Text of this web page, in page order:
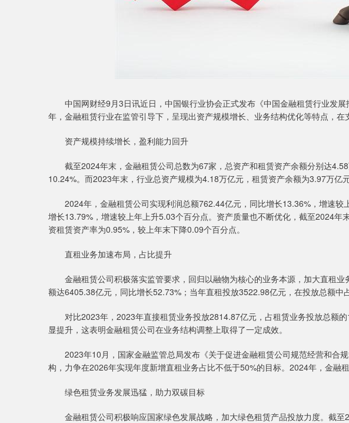
中国网财经9月3日讯近日，中国银行业协会正式发布《中国金融租赁行业发
年，金融租赁行业在监管引导下，呈现出资产规模增长、业务结构优化等特点，在
资产规模持续增长，盈利能力回升
截至2024年末，金融租赁公司总数为67家，总资产和租赁资产余额分别达
10.24%。而2023年末，行业总资产规模为4.18万亿元，租赁资产余额为3.97万亿
2024年，金融租赁公司实现利润总额762.44亿元，同比增长13.36%，增速较
增长13.79%，增速较上年上升5.03个百分点。资产质量也不断优化，截至2024年
资租赁资产率为0.95%，较上年末下降0.09个百分点。
直租业务加速布局，占比提升
金融租赁公司积极落实监管要求，回归以融物为核心的业务本源，加大直租业
额达6405.38亿元，同比增长52.73%；当年直租投放3522.98亿元，在投放总额中
对比2023年，2023年直接租赁业务投放2814.87亿元，占租赁业务投放总额的
显提升，这表明金融租赁公司在业务结构调整上取得了一定成效。
2023年10月，国家金融监管总局发布《关于促进金融租赁公司规范经营和合
构，力争在2026年实现年度新增直租业务占比不低于50%的目标。2024年，金融
绿色租赁业务发展迅猛，助力双碳目标
金融租赁公司积极响应国家绿色发展战略，加大绿色租赁产品投放力度。截至